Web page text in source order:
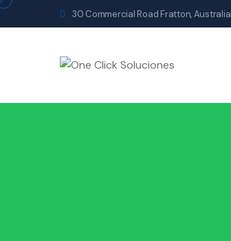
30 Commercial Road Fratton, Australia